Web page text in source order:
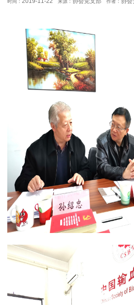
时间： 来源： 作者：